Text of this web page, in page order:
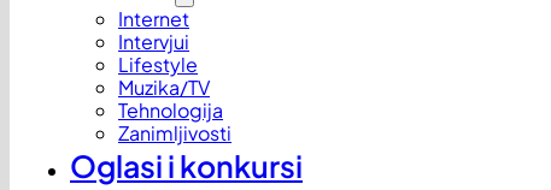
Internet
Intervjui
Lifestyle
Muzika/TV
Tehnologija
Zanimljivosti
Oglasi i konkursi